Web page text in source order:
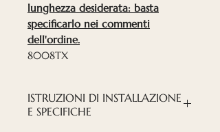
lunghezza desiderata: basta
specificarlo nei commenti
dell'ordine.
8008TX
ISTRUZIONI DI INSTALLAZIONE
E SPECIFICHE